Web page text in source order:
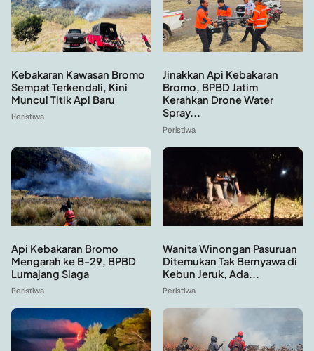
Kebakaran Kawasan Bromo
Sempat Terkendali, Kini
Muncul Titik Api Baru
Peristiwa
Jinakkan Api Kebakaran
Bromo, BPBD Jatim
Kerahkan Drone Water
Spray...
Peristiwa
Api Kebakaran Bromo
Mengarah ke B-29, BPBD
Lumajang Siaga
Peristiwa
Wanita Winongan Pasuruan
Ditemukan Tak Bernyawa di
Kebun Jeruk, Ada...
Peristiwa